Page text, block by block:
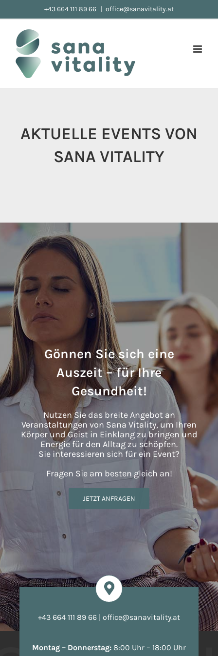
Inhalt
springen
+43 664 111 89 66 | office@sanavitality.at
AKTUELLE EVENTS VON
SANA VITALITY
Gönnen Sie sich eine
Auszeit – für Ihre
Gesundheit!
Nutzen Sie das breite Angebot an
Veranstaltungen von Sana Vitality, um Ihren
Körper und Geist in Einklang zu bringen und
Energie für den Alltag zu schöpfen.
Sie interessieren sich für ein Event?
Fragen Sie am besten gleich an!
JETZT ANFRAGEN
+43 664 111 89 66 | office@sanavitality.at
Montag – Donnerstag: 8:00 Uhr – 18:00 Uhr